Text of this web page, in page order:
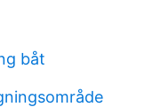
båt